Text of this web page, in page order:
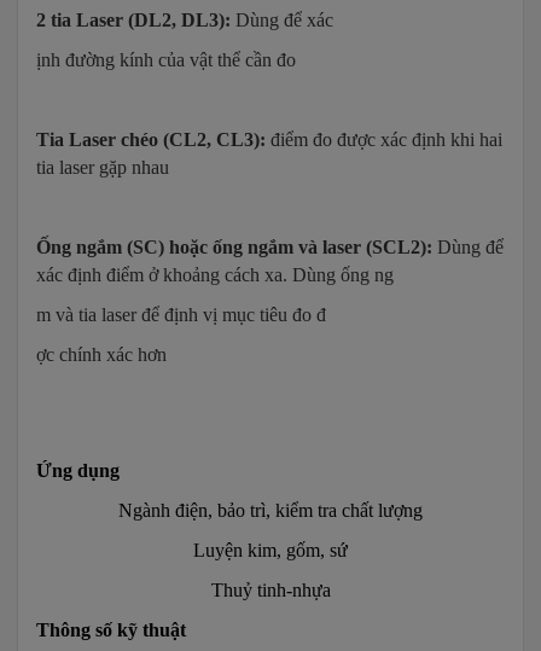
2 tia Laser (DL2, DL3): Dùng để xác
ịnh đường kính của vật thể cần đo
Tia Laser chéo (CL2, CL3): điểm đo được xác định khi hai
tia laser gặp nhau
Ống ngắm (SC) hoặc ống ngắm và laser (SCL2): Dùng để
xác định điểm ở khoảng cách xa. Dùng ống ng
m và tia laser để định vị mục tiêu đo đ
ợc chính xác hơn
Ứng dụng
Ngành điện, bảo trì, kiểm tra chất lượng
Luyện kim, gốm, sứ
Thuỷ tinh-nhựa
Thông số kỹ thuật